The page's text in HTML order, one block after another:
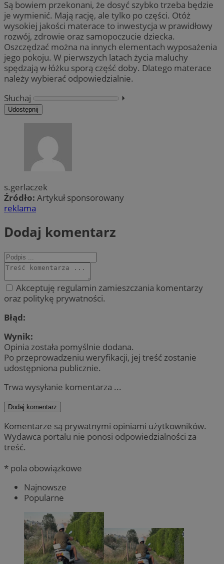
Są bowiem przekonani, że dosyć szybko trzeba będzie
je wymienić. Mają rację, ale tylko po części. Otóż
wysokiej jakości materace to inwestycja w prawidłowy
rozwój, zdrowie oraz samopoczucie dziecka.
Oszczędzać można na innych elementach wyposażenia
jego pokoju. W pierwszych latach życia maluchy
spędzają w łóżku sporą część doby. Dlatego materace
należy wybierać odpowiedzialnie.
Słuchaj
⏵︎
Udostępnij
s.gerlaczek
Źródło: Artykuł sponsorowany
reklama
Dodaj komentarz
Akceptuję regulamin zamieszczania komentarzy
oraz politykę prywatności.
Błąd:
Wynik:
Opinia została pomyślnie dodana.
Po przeprowadzeniu weryfikacji, jej treść zostanie
udostępniona publicznie.
Trwa wysyłanie komentarza ...
Dodaj komentarz
Komentarze są prywatnymi opiniami użytkowników.
Wydawca portalu nie ponosi odpowiedzialności za
treść.
* pola obowiązkowe
Najnowsze
Popularne